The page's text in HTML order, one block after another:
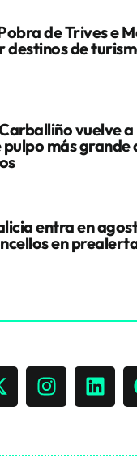
de Trives e
destinos de
vuelve
pulpo más grande
entra en
en